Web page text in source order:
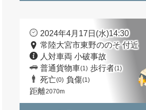
2024年4月17日(水)14:30
常陸大宮市東野ののそ 付近
人対車両 小破事故
普通貨物車(1) 歩行者(1)
死亡(0) 負傷(1)
距離2070m